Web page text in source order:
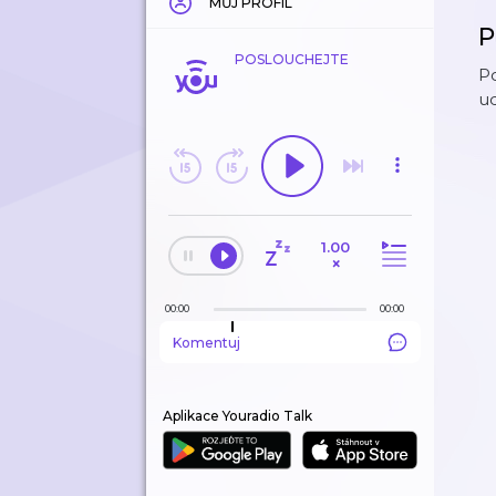
POSLOUCHEJTE
1.00
×
00:00 00:00
Komentuj
Aplikace Youradio Talk